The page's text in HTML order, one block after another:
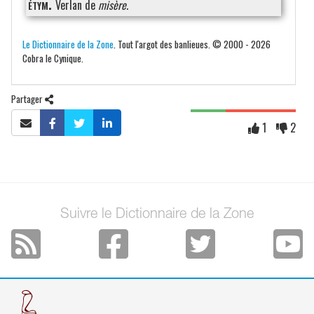
Verlan de misère.
Le Dictionnaire de la Zone . Tout l'argot des banlieues. © 2000 - 2026
Cobra le Cynique.
Partager
1 2
Suivre le Dictionnaire de la Zone